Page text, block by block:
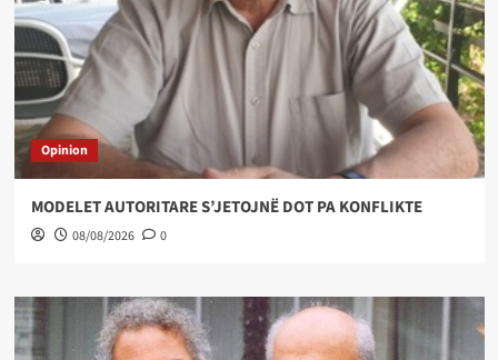
Opinion
MODELET AUTORITARE S’JETOJNË DOT PA KONFLIKTE
08/08/2026 0